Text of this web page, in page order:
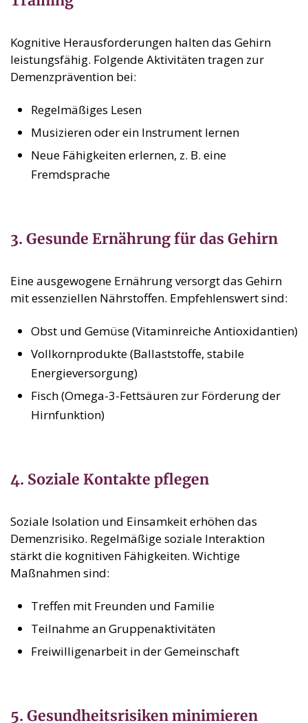
Kognitive Herausforderungen halten das Gehirn
leistungsfähig. Folgende Aktivitäten tragen zur
Demenzprävention bei:
Regelmäßiges Lesen
Musizieren oder ein Instrument lernen
Neue Fähigkeiten erlernen, z. B. eine
Fremdsprache
3. Gesunde Ernährung für das Gehirn
Eine ausgewogene Ernährung versorgt das Gehirn
mit essenziellen Nährstoffen. Empfehlenswert sind:
Obst und Gemüse (Vitaminreiche Antioxidantien)
Vollkornprodukte (Ballaststoffe, stabile
Energieversorgung)
Fisch (Omega-3-Fettsäuren zur Förderung der
Hirnfunktion)
4. Soziale Kontakte pflegen
Soziale Isolation und Einsamkeit erhöhen das
Demenzrisiko. Regelmäßige soziale Interaktion
stärkt die kognitiven Fähigkeiten. Wichtige
Maßnahmen sind:
Treffen mit Freunden und Familie
Teilnahme an Gruppenaktivitäten
Freiwilligenarbeit in der Gemeinschaft
5. Gesundheitsrisiken minimieren